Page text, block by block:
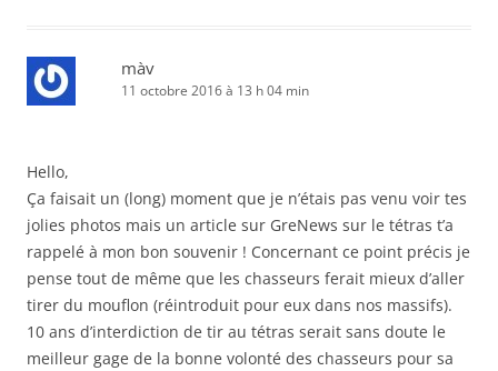
màv
11 octobre 2016 à 13 h 04 min
Hello,
Ça faisait un (long) moment que je n’étais pas venu voir tes
jolies photos mais un article sur GreNews sur le tétras t’a
rappelé à mon bon souvenir ! Concernant ce point précis je
pense tout de même que les chasseurs ferait mieux d’aller
tirer du mouflon (réintroduit pour eux dans nos massifs).
10 ans d’interdiction de tir au tétras serait sans doute le
meilleur gage de la bonne volonté des chasseurs pour sa